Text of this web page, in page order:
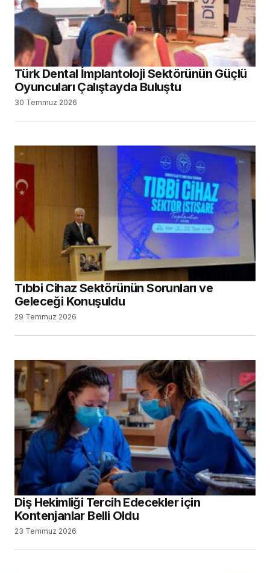
Türk Dental İmplantoloji Sektörünün Güçlü
Oyuncuları Çalıştayda Buluştu
30 Temmuz 2026
Tıbbi Cihaz Sektörünün Sorunları ve
Geleceği Konuşuldu
29 Temmuz 2026
Diş Hekimliği Tercih Edecekler için
Kontenjanlar Belli Oldu
23 Temmuz 2026